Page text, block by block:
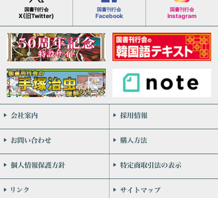
国書刊行会
X(旧Twitter)
国書刊行会
Facebook
国書刊行会
Instagram
会社案内
お問い合わせ
個人情報保護方針
リンク